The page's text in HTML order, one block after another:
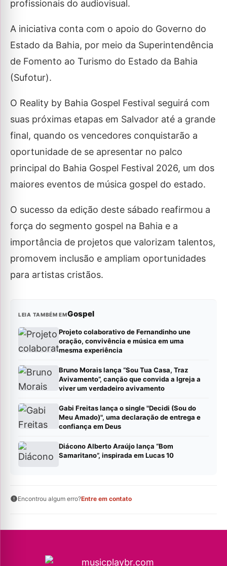
profissionais do audiovisual.
A iniciativa conta com o apoio do Governo do
Estado da Bahia, por meio da Superintendência
de Fomento ao Turismo do Estado da Bahia
(Sufotur).
O Reality by Bahia Gospel Festival seguirá com
suas próximas etapas em Salvador até a grande
final, quando os vencedores conquistarão a
oportunidade de se apresentar no palco
principal do Bahia Gospel Festival 2026, um dos
maiores eventos de música gospel do estado.
O sucesso da edição deste sábado reafirmou a
força do segmento gospel na Bahia e a
importância de projetos que valorizam talentos,
promovem inclusão e ampliam oportunidades
para artistas cristãos.
LEIA TAMBÉM EMGospel
Projeto colaborativo de Fernandinho une
oração, convivência e música em uma
mesma experiência
Bruno Morais lança “Sou Tua Casa, Traz
Avivamento”, canção que convida a Igreja a
viver um verdadeiro avivamento
Gabi Freitas lança o single "Decidi (Sou do
Meu Amado)", uma declaração de entrega e
confiança em Deus
Diácono Alberto Araújo lança “Bom
Samaritano”, inspirada em Lucas 10
Encontrou algum erro?Entre em contato